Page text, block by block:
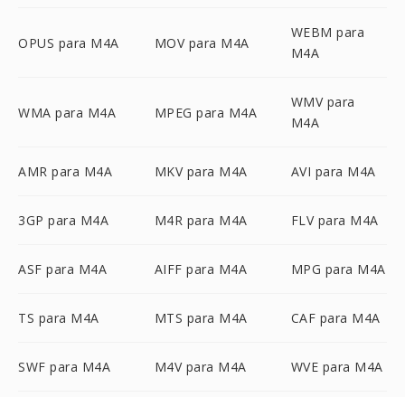
OPUS para M4A MOV para M4A
WEBM para
M4A
WMA para M4A MPEG para M4A
WMV para
M4A
AMR para M4A MKV para M4A AVI para M4A
3GP para M4A M4R para M4A FLV para M4A
ASF para M4A AIFF para M4A MPG para M4A
TS para M4A MTS para M4A CAF para M4A
SWF para M4A M4V para M4A WVE para M4A